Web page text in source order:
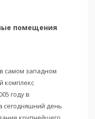
помещения
самом западном
комплекс
году в
сегодняшний день